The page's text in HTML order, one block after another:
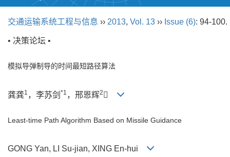
交通运输系统工程与信息 ›› 2013, Vol. 13 ›› Issue (6): 94-100.
• 决策论坛 •
模拟导弹制导的时间最短路径算法
龚龚1 ，李苏剑 *1 ，邢恩辉2 
Least-time Path Algorithm Based on Missile Guidance
GONG Yan, LI Su-jian, XING En-hui